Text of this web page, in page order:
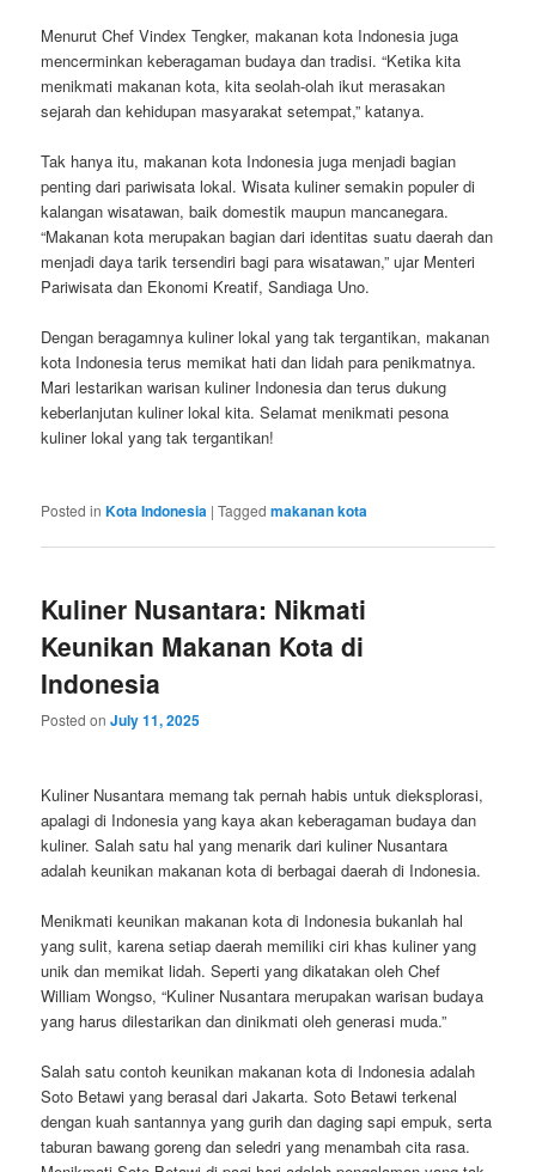
Menurut Chef Vindex Tengker, makanan kota Indonesia juga
mencerminkan keberagaman budaya dan tradisi. “Ketika kita
menikmati makanan kota, kita seolah-olah ikut merasakan
sejarah dan kehidupan masyarakat setempat,” katanya.
Tak hanya itu, makanan kota Indonesia juga menjadi bagian
penting dari pariwisata lokal. Wisata kuliner semakin populer di
kalangan wisatawan, baik domestik maupun mancanegara.
“Makanan kota merupakan bagian dari identitas suatu daerah dan
menjadi daya tarik tersendiri bagi para wisatawan,” ujar Menteri
Pariwisata dan Ekonomi Kreatif, Sandiaga Uno.
Dengan beragamnya kuliner lokal yang tak tergantikan, makanan
kota Indonesia terus memikat hati dan lidah para penikmatnya.
Mari lestarikan warisan kuliner Indonesia dan terus dukung
keberlanjutan kuliner lokal kita. Selamat menikmati pesona
kuliner lokal yang tak tergantikan!
Posted in Kota Indonesia |Tagged makanan kota
Kuliner Nusantara: Nikmati
Keunikan Makanan Kota di
Indonesia
Posted onJuly 11, 2025
Kuliner Nusantara memang tak pernah habis untuk dieksplorasi,
apalagi di Indonesia yang kaya akan keberagaman budaya dan
kuliner. Salah satu hal yang menarik dari kuliner Nusantara
adalah keunikan makanan kota di berbagai daerah di Indonesia.
Menikmati keunikan makanan kota di Indonesia bukanlah hal
yang sulit, karena setiap daerah memiliki ciri khas kuliner yang
unik dan memikat lidah. Seperti yang dikatakan oleh Chef
William Wongso, “Kuliner Nusantara merupakan warisan budaya
yang harus dilestarikan dan dinikmati oleh generasi muda.”
Salah satu contoh keunikan makanan kota di Indonesia adalah
Soto Betawi yang berasal dari Jakarta. Soto Betawi terkenal
dengan kuah santannya yang gurih dan daging sapi empuk, serta
taburan bawang goreng dan seledri yang menambah cita rasa.